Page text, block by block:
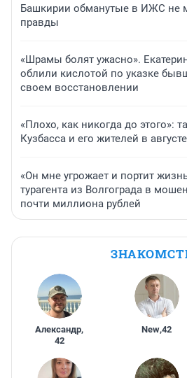
Башкирии обманутые в ИЖС не
правды
«Шрамы болят ужасно».
облили кислотой по указке
своем восстановлении
«Плохо, как никогда до этого»:
Кузбасса и его жителей в августе
«Он мне угрожает и портит
турагента из Волгограда в
почти миллиона рублей
Александр,
42
New,42